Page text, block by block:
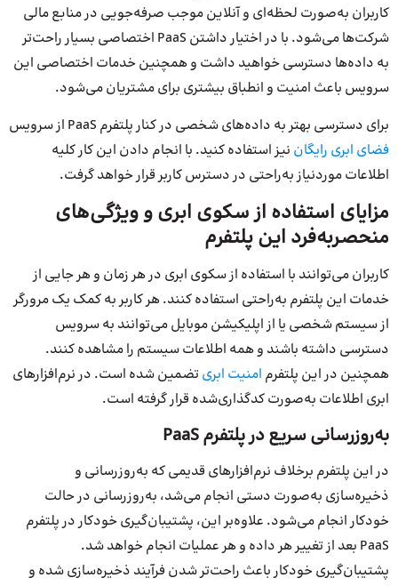
کاربران به‌صورت لحظه‌ای و آنلاین موجب صرفه‌جویی در منابع مالی
شرکت‌ها می‌شود. با در اختیار داشتن PaaS اختصاصی بسیار راحت‌تر
به داده‌ها دسترسی خواهید داشت و همچنین خدمات اختصاصی این
سرویس باعث امنیت و انطباق بیشتری برای مشتریان می‌شود.
برای دسترسی بهتر به داده‌های شخصی در کنار پلتفرم PaaS از سرویس
فضای ابری رایگان نیز استفاده کنید. با انجام دادن این کار کلیه
اطلاعات موردنیاز به‌راحتی در دسترس کاربر قرار خواهد گرفت.
مزایای استفاده از سکوی ابری و ویژگی‌های
منحصربه‌فرد این پلتفرم
کاربران می‌توانند با استفاده از سکوی ابری در هر زمان و هر جایی از
خدمات این پلتفرم به‌راحتی استفاده کنند. هر کاربر به کمک یک مرورگر
از سیستم شخصی یا از اپلیکیشن موبایل می‌توانند به سرویس
دسترسی داشته باشند و همه اطلاعات سیستم را مشاهده کنند.
همچنین در این پلتفرم امنیت ابری تضمین شده است. در نرم‌افزارهای
ابری اطلاعات به‌صورت کدگذاری‌شده قرار گرفته است.
به‌روزرسانی سریع در پلتفرم PaaS
در این پلتفرم بر‌خلاف نرم‌افزارهای قدیمی که به‌روزرسانی و
ذخیره‌سازی به‌صورت دستی انجام می‌شد، به‌روزرسانی در حالت
خودکار انجام می‌شود. علاوه‌بر این، پشتیبان‌گیری خودکار در پلتفرم
PaaS بعد از تغییر هر داده و هر عملیات انجام خواهد شد.
پشتیبان‌گیری خودکار باعث راحت‌‌تر شدن فرآیند ذخیره‌سازی شده و